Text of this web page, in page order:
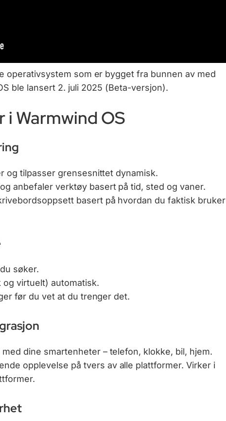
operativsystem som er bygget fra bunnen av med
ble lansert 2. juli 2025 (Beta-versjon).
Warmwind OS
og tilpasser grensesnittet dynamisk.
anbefaler verktøy basert på tid, sted og vaner.
basert på hvordan du faktisk bruker
søker.
virtuelt) automatisk.
før du vet at du trenger det.
dine smartenheter – telefon, klokke, bil, hjem.
opplevelse på tvers av alle plattformer. Virker i